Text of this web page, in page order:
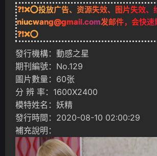
❓❗❌⭕投放广告、资源失效、图片失效、
niucwang@gmail.com发邮件，会快速
❓❗❌⭕
發行機構：動感之星
期刊編號：No.129
圖片數量：60张
分 辨 率：1600X2400
模特姓名：妖精
發行時間：2020-08-10 02:00:29
補充說明：